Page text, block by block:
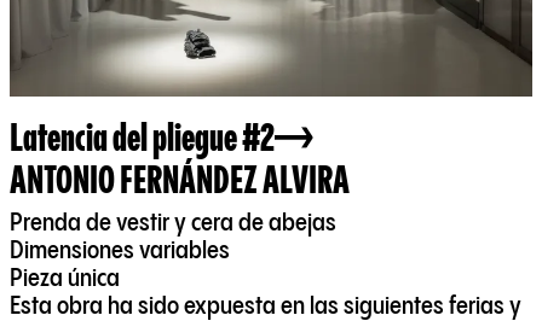
Latencia del pliegue #2
ANTONIO FERNÁNDEZ ALVIRA
Prenda de vestir y cera de abejas
Dimensiones variables
Pieza única
Esta obra ha sido expuesta en las siguientes ferias y